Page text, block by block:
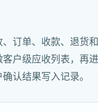
订单、收款、退货
户级应收列表，再
认结果写入记录。